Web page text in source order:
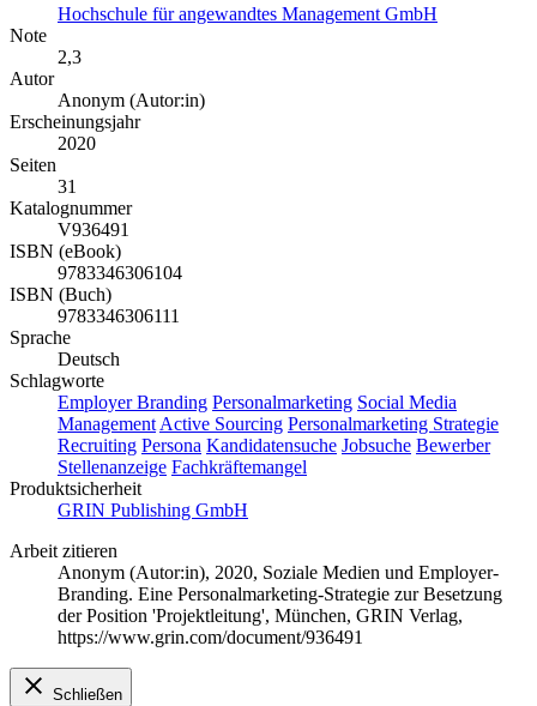
Hochschule für angewandtes Management GmbH
Note
2,3
Autor
Anonym (Autor:in)
Erscheinungsjahr
2020
Seiten
31
Katalognummer
V936491
ISBN (eBook)
9783346306104
ISBN (Buch)
9783346306111
Sprache
Deutsch
Schlagworte
Employer Branding Personalmarketing Social Media
Management Active Sourcing Personalmarketing Strategie
Recruiting Persona Kandidatensuche Jobsuche Bewerber
Stellenanzeige Fachkräftemangel
Produktsicherheit
GRIN Publishing GmbH
Arbeit zitieren
Anonym (Autor:in), 2020, Soziale Medien und Employer-
Branding. Eine Personalmarketing-Strategie zur Besetzung
der Position 'Projektleitung', München, GRIN Verlag,
https://www.grin.com/document/936491
Schließen